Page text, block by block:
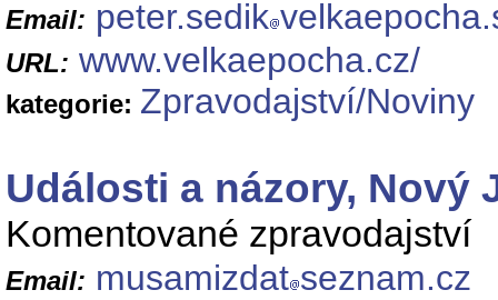
Email: peter.sedik
URL: www.velkaepocha.cz/
kategorie: Zpravodajství/Noviny
Události a názory, Nový
Komentované zpravodajství
Email: musamizdat seznam.cz